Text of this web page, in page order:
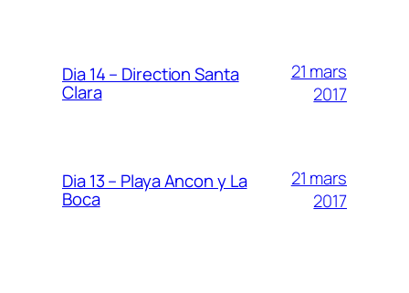
Dia 14 – Direction Santa
Clara
21 mars
2017
Dia 13 – Playa Ancon y La
Boca
21 mars
2017